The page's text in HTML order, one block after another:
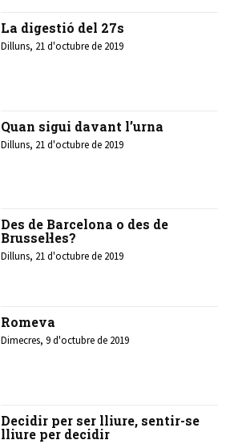
La digestió del 27s
Dilluns, 21 d'octubre de 2019
Quan sigui davant l’urna
Dilluns, 21 d'octubre de 2019
Des de Barcelona o des de
Brussel·les?
Dilluns, 21 d'octubre de 2019
Romeva
Dimecres, 9 d'octubre de 2019
Decidir per ser lliure, sentir-se
lliure per decidir